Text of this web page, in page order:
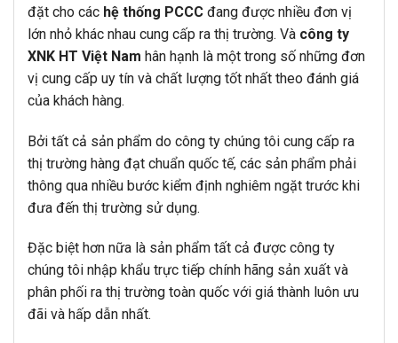
đặt cho các hệ thống PCCC đang được nhiều đơn vị
lớn nhỏ khác nhau cung cấp ra thị trường. Và công ty
XNK HT Việt Nam hân hạnh là một trong số những đơn
vị cung cấp uy tín và chất lượng tốt nhất theo đánh giá
của khách hàng.
Bởi tất cả sản phẩm do công ty chúng tôi cung cấp ra
thị trường hàng đạt chuẩn quốc tế, các sản phẩm phải
thông qua nhiều bước kiểm định nghiêm ngặt trước khi
đưa đến thị trường sử dụng.
Đặc biệt hơn nữa là sản phẩm tất cả được công ty
chúng tôi nhập khẩu trực tiếp chính hãng sản xuất và
phân phối ra thị trường toàn quốc với giá thành luôn ưu
đãi và hấp dẫn nhất.